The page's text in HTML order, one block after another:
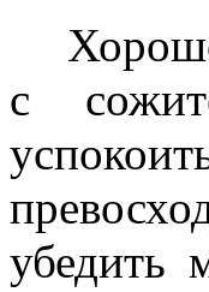
с
убедить